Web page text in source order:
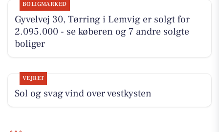
BOLIGMARKED
Gyvelvej 30, Tørring i Lemvig er solgt for
2.095.000 - se køberen og 7 andre solgte
boliger
VEJRET
Sol og svag vind over vestkysten